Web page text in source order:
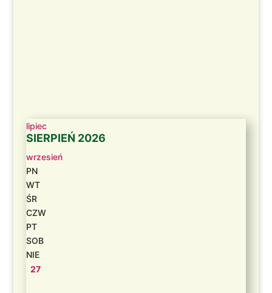
lipiec
SIERPIEŃ 2026
wrzesień
PN
WT
ŚR
CZW
PT
SOB
NIE
27